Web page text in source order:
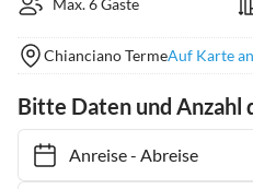
Max. 6 Gäste
Chianciano TermeAuf Karte
Bitte Daten und Anzahl
Anreise- Abreise